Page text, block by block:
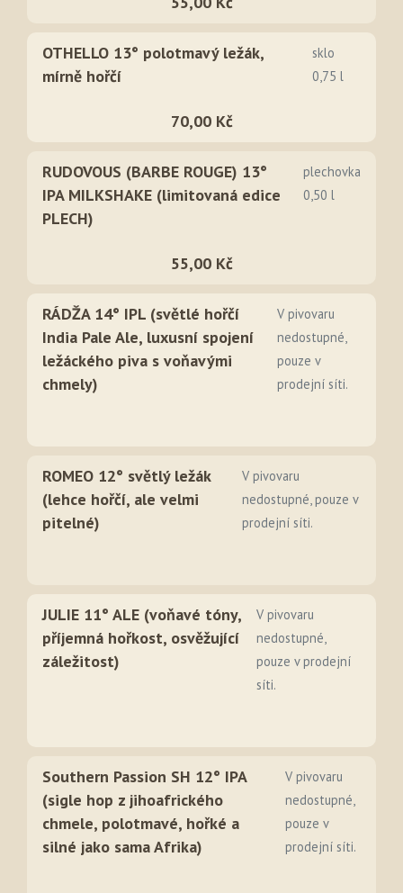
OTHELLO 13° polotmavý ležák,
mírně hořčí
sklo
0,75 l
70,00 Kč
RUDOVOUS (BARBE ROUGE) 13°
IPA MILKSHAKE (limitovaná edice
PLECH)
plechovka
0,50 l
55,00 Kč
RÁDŽA 14° IPL (světlé hořčí
India Pale Ale, luxusní spojení
ležáckého piva s voňavými
chmely)
V pivovaru
nedostupné,
pouze v
prodejní síti.
ROMEO 12° světlý ležák
(lehce hořčí, ale velmi
pitelné)
V pivovaru
nedostupné, pouze v
prodejní síti.
JULIE 11° ALE (voňavé tóny,
příjemná hořkost, osvěžující
záležitost)
V pivovaru
nedostupné,
pouze v prodejní
síti.
Southern Passion SH 12° IPA
(sigle hop z jihoafrického
chmele, polotmavé, hořké a
silné jako sama Afrika)
V pivovaru
nedostupné,
pouze v
prodejní síti.